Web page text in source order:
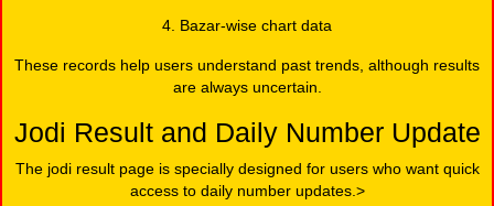
4. Bazar-wise chart data
These records help users understand past trends, although results
are always uncertain.
Jodi Result and Daily Number Update
The jodi result page is specially designed for users who want quick
access to daily number updates.>